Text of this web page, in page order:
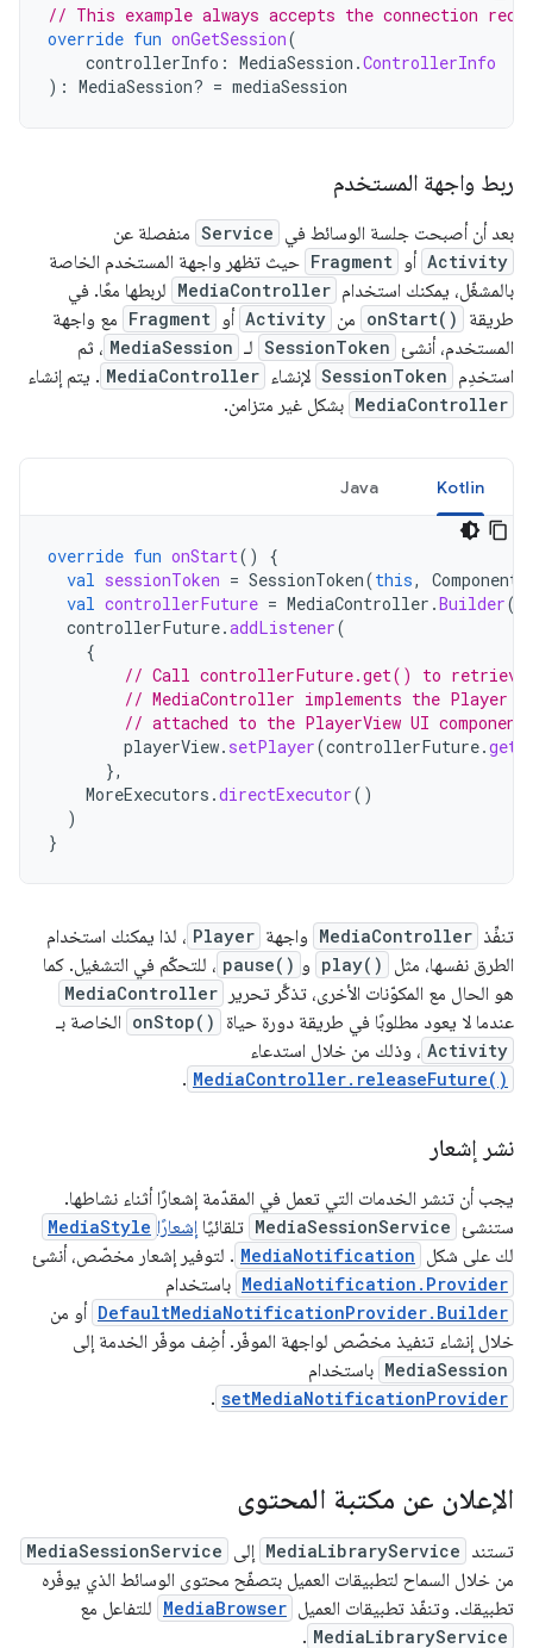
// This example always accepts the connection
override fun onGetSession(
controllerInfo : MediaSession .ControllerInfo
): MediaSession? = mediaSession
ربط واجهة المستخدم
بعد أن أصبحت جلسة الوسائط في Service منفصلة عن
Activity أو Fragment حيث تظهر واجهة المستخدم الخاصة
بالمشغّل، يمكنك استخدام MediaController لربطها معًا. في
طريقة
onStart() من Activity أو Fragment مع واجهة
المستخدم، أنشئ SessionToken لـ MediaSession ، ثم
استخدِم SessionToken لإنشاء MediaController . يتم إنشاء
MediaController بشكل غير متزامن.
Kotlin
Java
override fun onStart()
{
val sessionToken = SessionToken(this,
val controllerFuture = MediaController .Builder(
controllerFuture.addListener(
{
// Call controllerFuture.get() to retrieve
// MediaController implements the Player
// attached to the PlayerView UI
playerView. setPlayer(controllerFuture.get
},
MoreExecutors .directExecutor()
)
}
تنفِّذ MediaController واجهة Player ، لذا يمكنك استخدام
الطرق نفسها، مثل
play() و pause() ، للتحكّم في التشغيل. كما
هو الحال مع المكوّنات الأخرى، تذكَّر تحرير
MediaController
عندما لا يعود مطلوبًا في طريقة دورة حياة onStop() الخاصة بـ
Activity ، وذلك من خلال استدعاء
MediaController.releaseFuture()
.
نشر إشعار
يجب أن تنشر الخدمات التي تعمل في المقدّمة إشعارًا أثناء نشاطها.
ستنشئ MediaSessionService تلقائيًا إشعارًا MediaStyle
لك على شكل MediaNotification . لتوفير إشعار مخصّص، أنشئ
MediaNotification.Provider باستخدام
DefaultMediaNotificationProvider.Builder أو من
خلال إنشاء تنفيذ مخصّص لواجهة الموفّر. أضِف موفّر الخدمة إلى
MediaSession باستخدام
setMediaNotificationProvider
.
الإعلان عن مكتبة المحتوى
تستند MediaLibraryService إلى MediaSessionService
من خلال السماح لتطبيقات العميل بتصفّح محتوى الوسائط الذي يوفّره
تطبيقك. وتنفّذ تطبيقات العميل MediaBrowser للتفاعل مع
MediaLibraryService
.